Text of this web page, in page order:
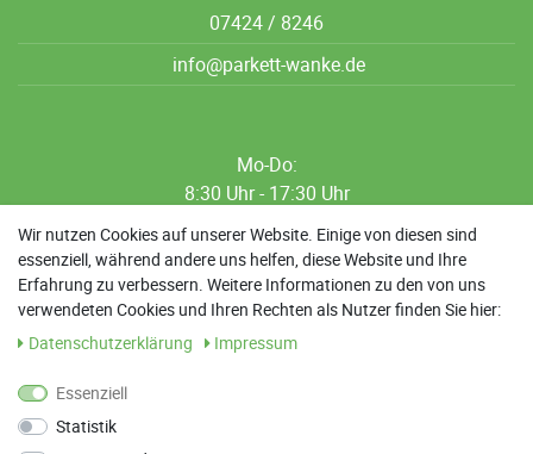
07424 / 8246
info@parkett-wanke.de
Mo-Do:
8:30 Uhr - 17:30 Uhr
8:30 Uhr - 12:00 Uhr
13:00 Uhr - 17:30 Uhr
Sa: 9:00 Uhr - 13:00 Uhr
Wir nutzen Cookies auf unserer Website. Einige von diesen sind
essenziell, während andere uns helfen, diese Website und Ihre
Erfahrung zu verbessern. Weitere Informationen zu den von uns
verwendeten Cookies und Ihren Rechten als Nutzer finden Sie hier:
Daten­schutz­erklärung
Impressum
Essenziell
Statistik